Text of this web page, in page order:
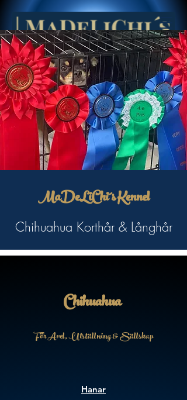
MaDeLiChi´s Kennel
Chihuahua Korthår & Långhår
Chihuahua
För Avel, Utställning & Sällskap
Hanar